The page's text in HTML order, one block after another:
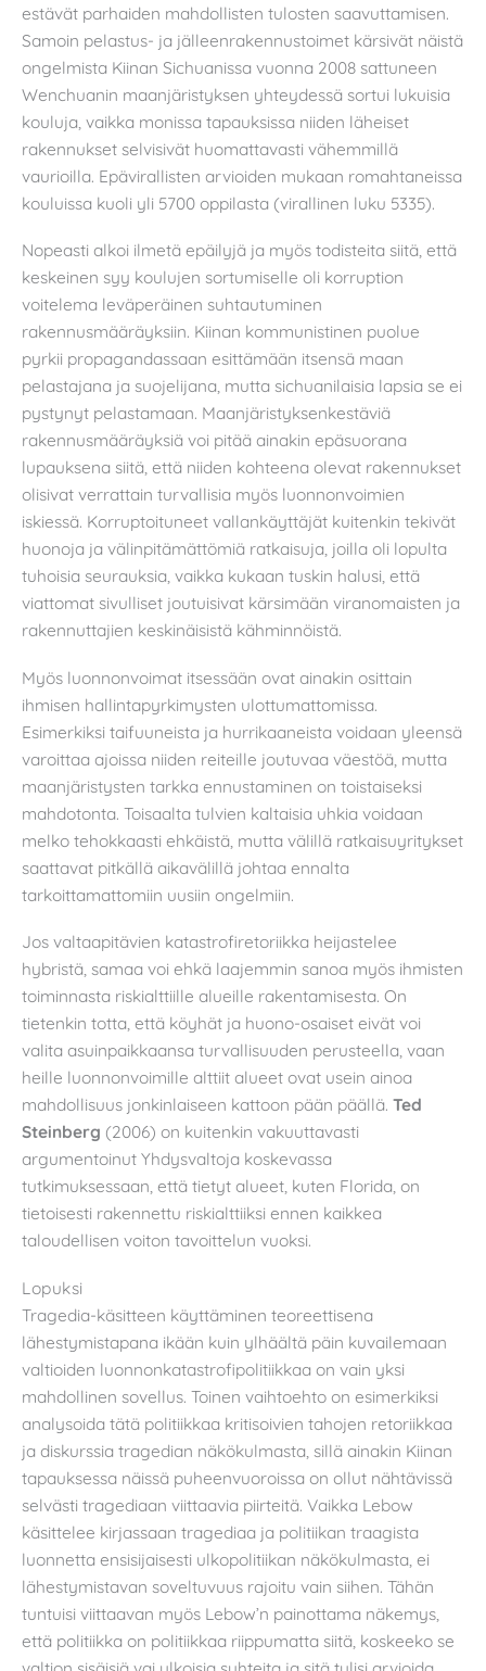
estävät parhaiden mahdollisten tulosten saavuttamisen.
Samoin pelastus- ja jälleenrakennustoimet kärsivät näistä
ongelmista Kiinan Sichuanissa vuonna 2008 sattuneen
Wenchuanin maanjäristyksen yhteydessä sortui lukuisia
kouluja, vaikka monissa tapauksissa niiden läheiset
rakennukset selvisivät huomattavasti vähemmillä
vaurioilla. Epävirallisten arvioiden mukaan romahtaneissa
kouluissa kuoli yli 5700 oppilasta (virallinen luku 5335).
Nopeasti alkoi ilmetä epäilyjä ja myös todisteita siitä, että
keskeinen syy koulujen sortumiselle oli korruption
voitelema leväperäinen suhtautuminen
rakennusmääräyksiin. Kiinan kommunistinen puolue
pyrkii propagandassaan esittämään itsensä maan
pelastajana ja suojelijana, mutta sichuanilaisia lapsia se ei
pystynyt pelastamaan. Maanjäristyksenkestäviä
rakennusmääräyksiä voi pitää ainakin epäsuorana
lupauksena siitä, että niiden kohteena olevat rakennukset
olisivat verrattain turvallisia myös luonnonvoimien
iskiessä. Korruptoituneet vallankäyttäjät kuitenkin tekivät
huonoja ja välinpitämättömiä ratkaisuja, joilla oli lopulta
tuhoisia seurauksia, vaikka kukaan tuskin halusi, että
viattomat sivulliset joutuisivat kärsimään viranomaisten ja
rakennuttajien keskinäisistä kähminnöistä.
Myös luonnonvoimat itsessään ovat ainakin osittain
ihmisen hallintapyrkimysten ulottumattomissa.
Esimerkiksi taifuuneista ja hurrikaaneista voidaan yleensä
varoittaa ajoissa niiden reiteille joutuvaa väestöä, mutta
maanjäristysten tarkka ennustaminen on toistaiseksi
mahdotonta. Toisaalta tulvien kaltaisia uhkia voidaan
melko tehokkaasti ehkäistä, mutta välillä ratkaisuyritykset
saattavat pitkällä aikavälillä johtaa ennalta
tarkoittamattomiin uusiin ongelmiin.
Jos valtaapitävien katastrofiretoriikka heijastelee
hybristä, samaa voi ehkä laajemmin sanoa myös ihmisten
toiminnasta riskialttiille alueille rakentamisesta. On
tietenkin totta, että köyhät ja huono-osaiset eivät voi
valita asuinpaikkaansa turvallisuuden perusteella, vaan
heille luonnonvoimille alttiit alueet ovat usein ainoa
mahdollisuus jonkinlaiseen kattoon pään päällä. Ted
Steinberg (2006) on kuitenkin vakuuttavasti
argumentoinut Yhdysvaltoja koskevassa
tutkimuksessaan, että tietyt alueet, kuten Florida, on
tietoisesti rakennettu riskialttiiksi ennen kaikkea
taloudellisen voiton tavoittelun vuoksi.
Lopuksi
Tragedia-käsitteen käyttäminen teoreettisena
lähestymistapana ikään kuin ylhäältä päin kuvailemaan
valtioiden luonnonkatastrofipolitiikkaa on vain yksi
mahdollinen sovellus. Toinen vaihtoehto on esimerkiksi
analysoida tätä politiikkaa kritisoivien tahojen retoriikkaa
ja diskurssia tragedian näkökulmasta, sillä ainakin Kiinan
tapauksessa näissä puheenvuoroissa on ollut nähtävissä
selvästi tragediaan viittaavia piirteitä. Vaikka Lebow
käsittelee kirjassaan tragediaa ja politiikan traagista
luonnetta ensisijaisesti ulkopolitiikan näkökulmasta, ei
lähestymistavan soveltuvuus rajoitu vain siihen. Tähän
tuntuisi viittaavan myös Lebow’n painottama näkemys,
että politiikka on politiikkaa riippumatta siitä, koskeeko se